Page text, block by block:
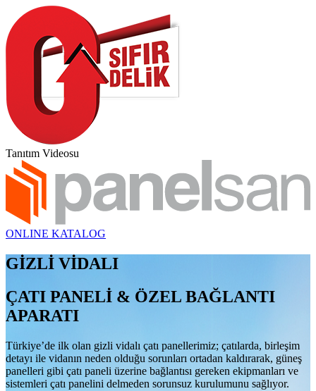
Tanıtım Videosu
ONLINE KATALOG
GİZLİ VİDALI
ÇATI PANELİ & ÖZEL BAĞLANTI
APARATI
Türkiye’de ilk olan gizli vidalı çatı panellerimiz; çatılarda, birleşim
detayı ile vidanın neden olduğu sorunları ortadan kaldırarak, güneş
panelleri gibi çatı paneli üzerine bağlantısı gereken ekipmanları ve
sistemleri çatı panelini delmeden sorunsuz kurulumunu sağlıyor.